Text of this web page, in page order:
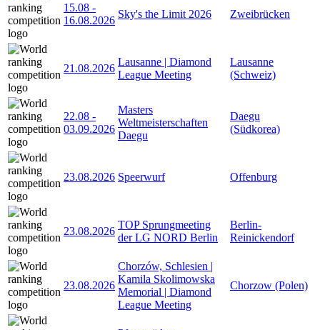
15.08 -
16.08.2026
Sky's the Limit 2026 Zweibrücken
21.08.2026
Lausanne | Diamond
League Meeting
Lausanne
(Schweiz)
22.08 -
03.09.2026
Masters
Weltmeisterschaften
Daegu
Daegu
(Südkorea)
23.08.2026 Speerwurf Offenburg
23.08.2026
TOP Sprungmeeting
der LG NORD Berlin
Berlin-
Reinickendorf
23.08.2026
Chorzów, Schlesien |
Kamila Skolimowska
Memorial | Diamond
League Meeting
Chorzow (Polen)